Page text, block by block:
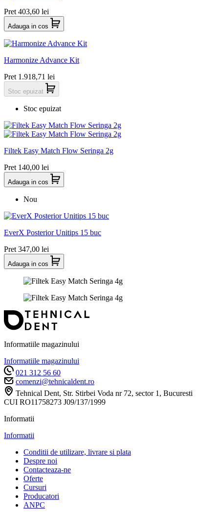
Pret 403,60 lei
Adauga in cos
Harmonize Advance Kit
Pret 1.918,71 lei
Stoc epuizat
Stoc epuizat
Filtek Easy Match Flow Seringa 2g
Pret 140,00 lei
Adauga in cos
Nou
EverX Posterior Unitips 15 buc
Pret 347,00 lei
Adauga in cos
Informatiile magazinului
Informatiile magazinului
021 312 56 60
comenzi@tehnicaldent.ro
Tehnical Dent, Str. Stirbei Voda nr 72, sector 1, Bucuresti
CUI RO11758273 J09/137/1999
Informatii
Informatii
Conditii de utilizare, livrare si plata
Despre noi
Contacteaza-ne
Oferte
Cursuri
Producatori
ANPC